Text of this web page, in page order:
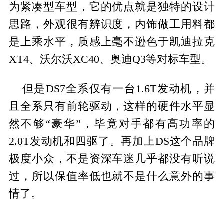
为紧凑型车型，它的优点就是独特的设计
思路，外观很有辨识度，内饰做工用料都
是上乘水平，质感上毫不逊色于凯迪拉克
XT4、沃尔沃XC40、奥迪Q3等对标车型。
但是DS7全系仅有一台1.6T发动机，并
且全系只有前轮驱动，这样的硬件水平显
然不够“豪华”，毕竟对手都有高功率的
2.0T发动机和四驱了。再加上DS这个品牌
极度小众，不是资深车迷几乎都没有听说
过，所以保值率低也就不是什么意外的事
情了。